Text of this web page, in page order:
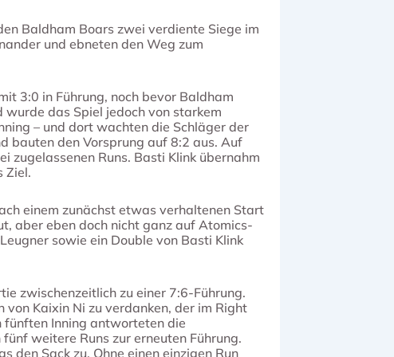
Baldham Boars zwei verdiente Siege im
und ebneten den Weg zum
3:0 in Führung, noch bevor Baldham
das Spiel jedoch von starkem
– und dort wachten die Schläger der
bauten den Vorsprung auf 8:2 aus. Auf
zugelassenen Runs. Basti Klink übernahm
Ziel.
einem zunächst etwas verhaltenen Start
aber eben doch nicht ganz auf Atomics-
sowie ein Double von Basti Klink
zwischenzeitlich zu einer 7:6-Führung.
Kaixin Ni zu verdanken, der im Right
fünften Inning antworteten die
weitere Runs zur erneuten Führung.
den Sack zu. Ohne einen einzigen Run